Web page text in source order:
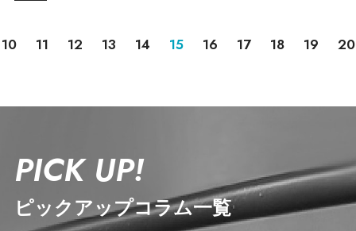
10 11 12 13 14 15 16 17 18 19 20
PICK UP!
ピックアップコラム一覧